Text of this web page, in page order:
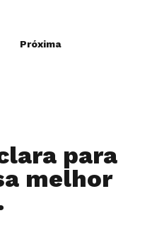
Próxima
para
melhor